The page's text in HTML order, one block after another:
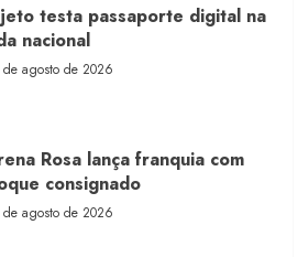
testa passaporte digital na
nacional
agosto de 2026
Rosa lança franquia com
consignado
agosto de 2026